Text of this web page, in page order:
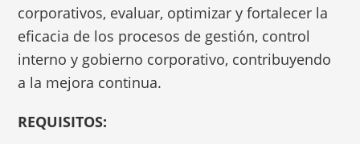
corporativos, evaluar, optimizar y fortalecer la
eficacia de los procesos de gestión, control
interno y gobierno corporativo, contribuyendo
a la mejora continua.
REQUISITOS: